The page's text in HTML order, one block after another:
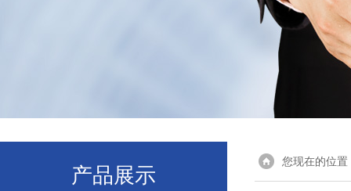
产品展示
您现在的位置